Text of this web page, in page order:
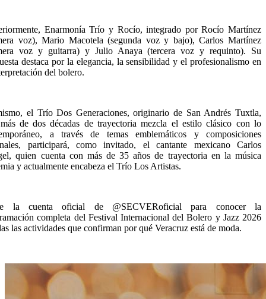
Enarmonía Trío y Rocío, integrado por Rocío Martínez
voz), Mario Macotela (segunda voz y bajo), Carlos Martínez
voz y guitarra) y Julio Anaya (tercera voz y requinto). Su
destaca por la elegancia, la sensibilidad y el profesionalismo en
del bolero.
el Trío Dos Generaciones, originario de San Andrés Tuxtla,
de dos décadas de trayectoria mezcla el estilo clásico con lo
a través de temas emblemáticos y composiciones
participará, como invitado, el cantante mexicano Carlos
quien cuenta con más de 35 años de trayectoria en la música
y actualmente encabeza el Trío Los Artistas.
la cuenta oficial de @SECVERoficial para conocer la
completa del Festival Internacional del Bolero y Jazz 2026
las actividades que confirman por qué Veracruz está de moda.